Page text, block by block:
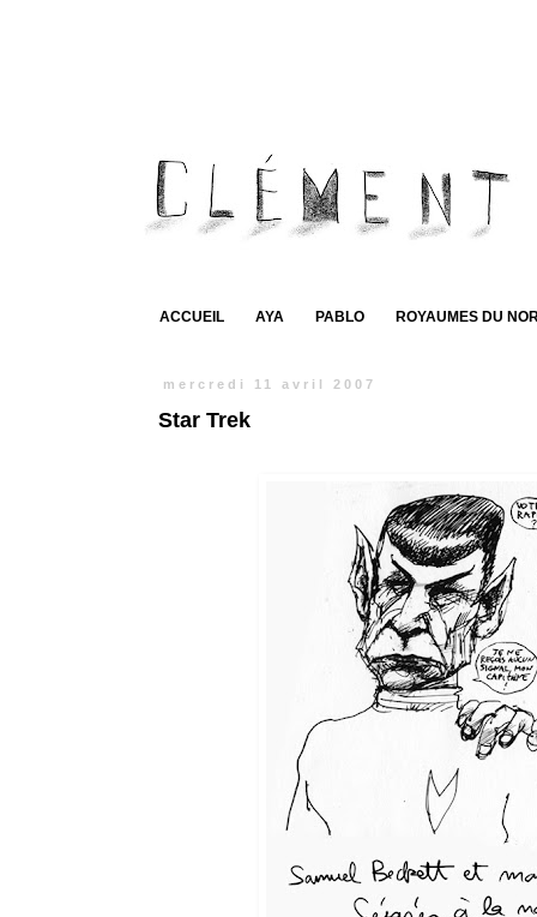
ACCUEIL AYA PABLO ROYAUMES DU
mercredi 11 avril 2007
Star Trek